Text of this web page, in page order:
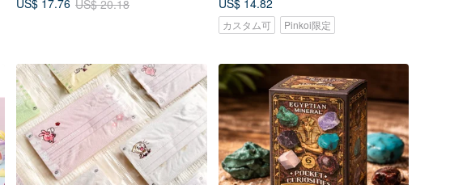
US$ 17.76 US$ 20.18
カスタム可 Pinkoi限定